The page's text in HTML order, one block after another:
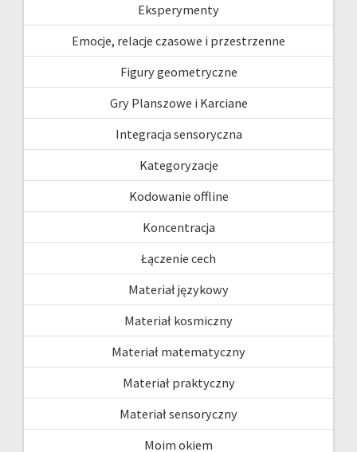
Eksperymenty
Emocje, relacje czasowe i przestrzenne
Figury geometryczne
Gry Planszowe i Karciane
Integracja sensoryczna
Kategoryzacje
Kodowanie offline
Koncentracja
Łączenie cech
Materiał językowy
Materiał kosmiczny
Materiał matematyczny
Materiał praktyczny
Materiał sensoryczny
Moim okiem